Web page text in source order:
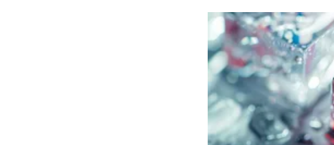
Społeczeństwo
Wojna na Ukrainie
Świat
Jedzenie